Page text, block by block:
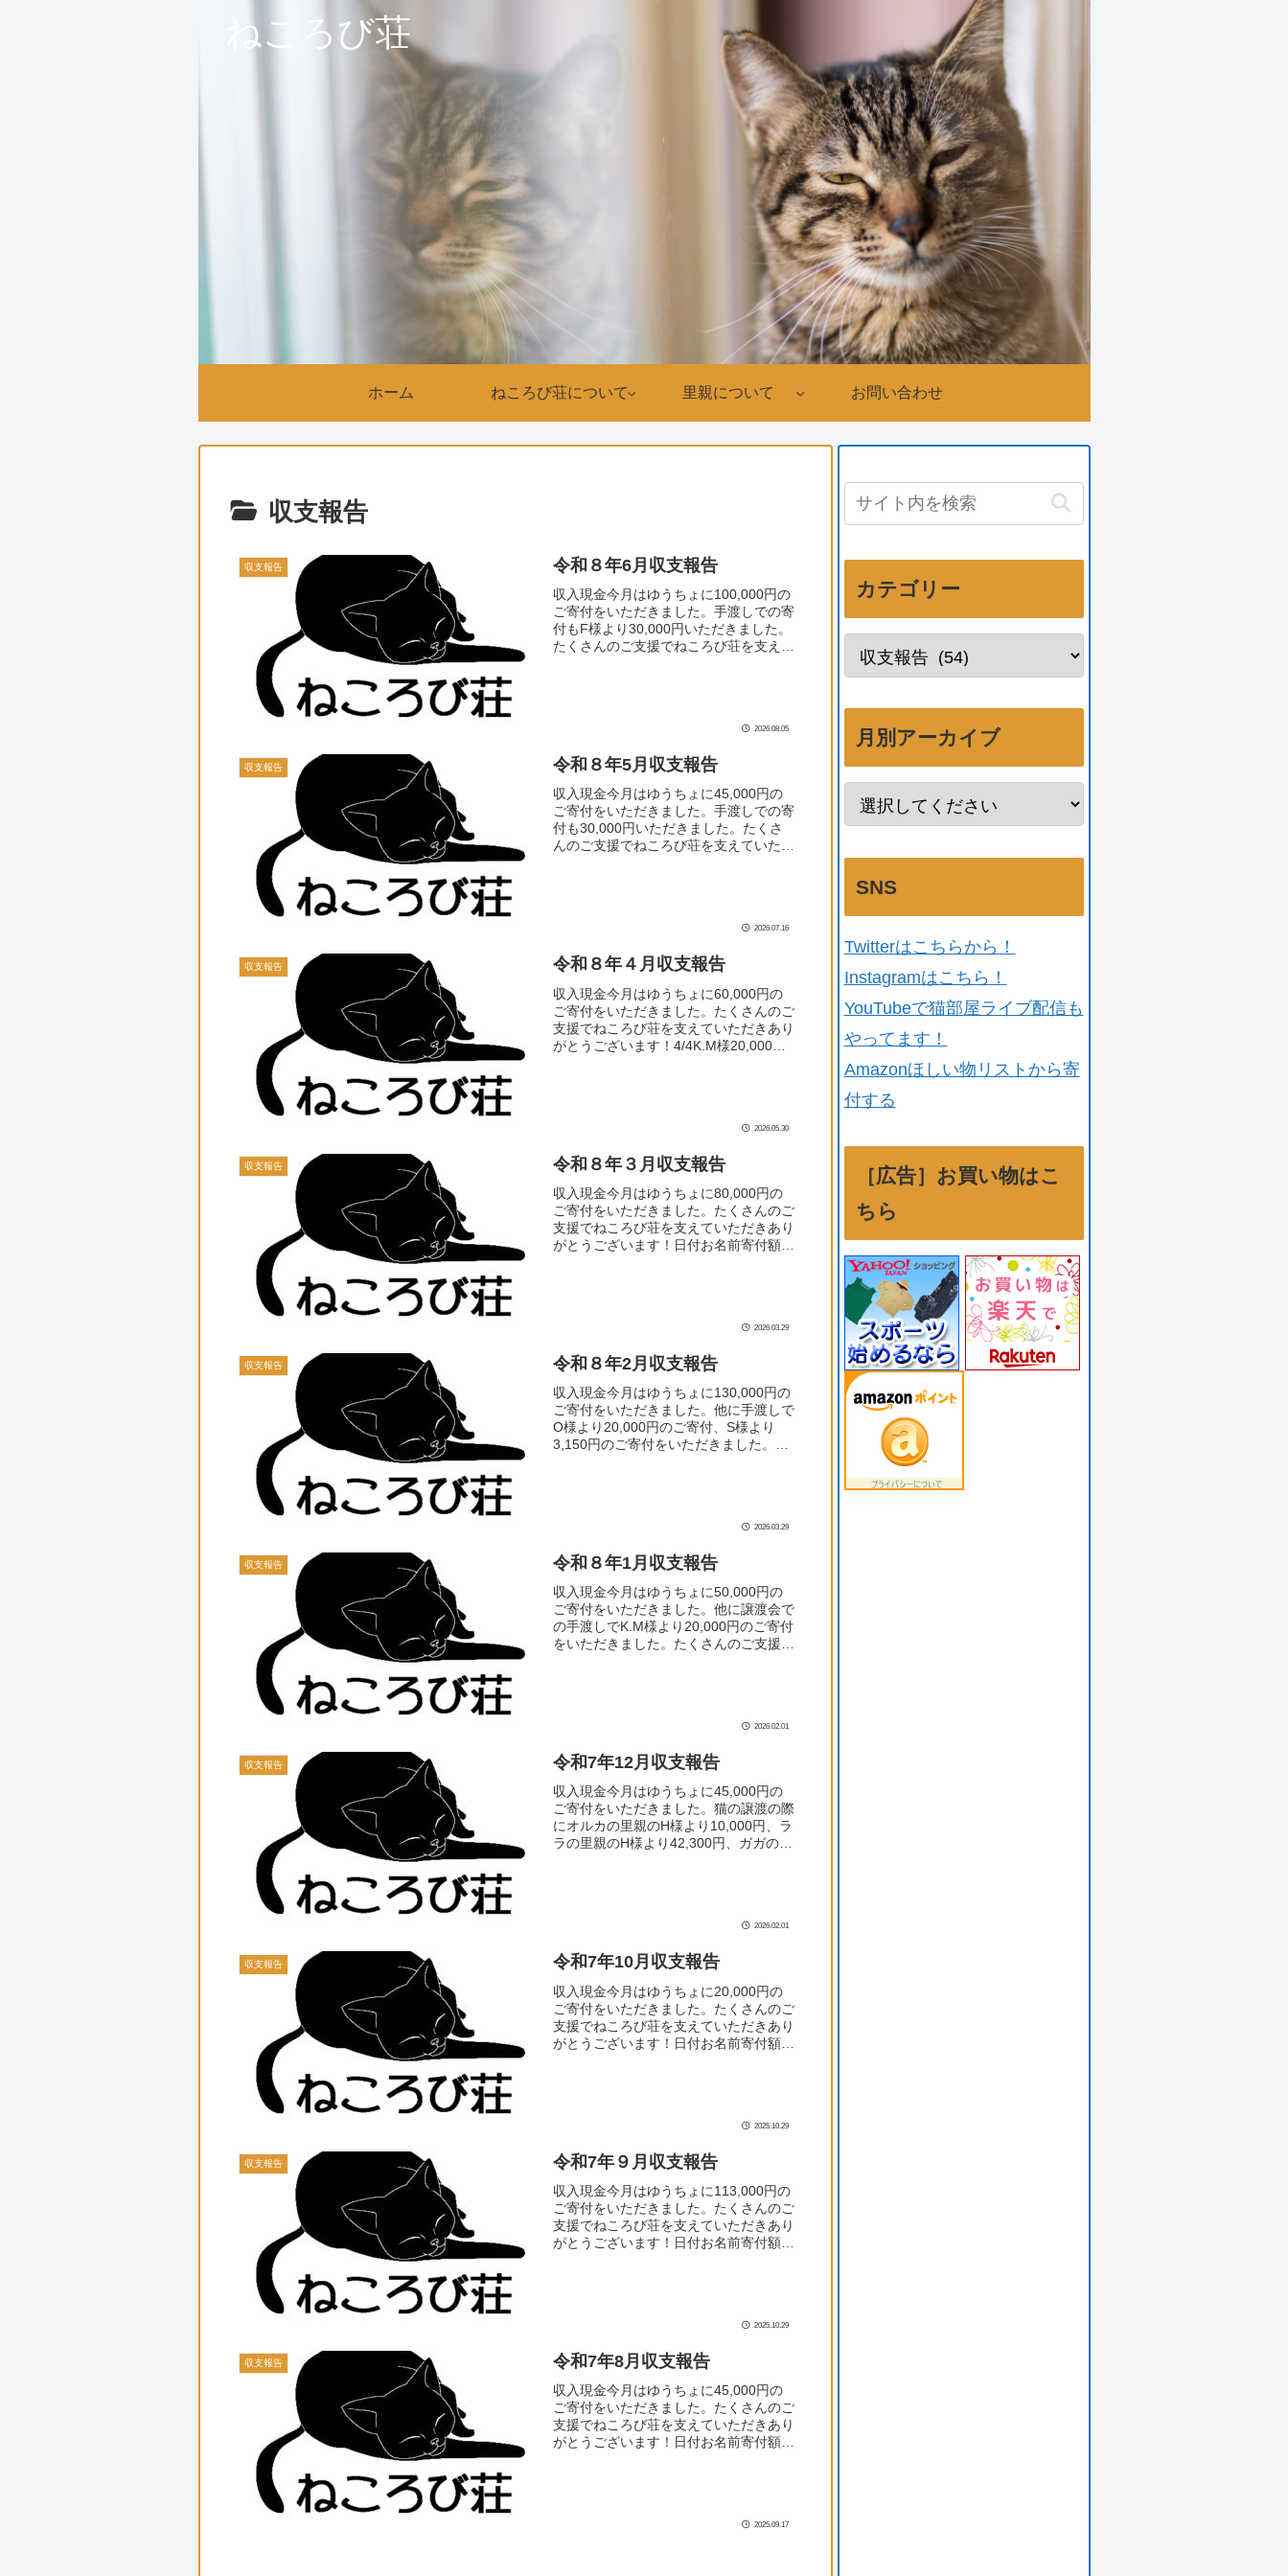
ねころび荘
ホーム ねころび荘について 里親について お問い合わせ
収支報告
収支報告 令和８年6月収支報告
収入現金今月はゆうちょに100,000円の
ご寄付をいただきました。手渡しでの寄
付もF様より30,000円いただきました。
たくさんのご支援でねころび荘を支えて
2026.08.05
収支報告 令和８年5月収支報告
収入現金今月はゆうちょに45,000円の
ご寄付をいただきました。手渡しでの寄
付も30,000円いただきました。たくさ
んのご支援でねころび荘を支えていただ
2026.07.16
収支報告 令和８年４月収支報告
収入現金今月はゆうちょに60,000円の
ご寄付をいただきました。たくさんのご
支援でねころび荘を支えていただきあり
がとうございます！4/4K.M様20,000円
2026.05.30
収支報告 令和８年３月収支報告
収入現金今月はゆうちょに80,000円の
ご寄付をいただきました。たくさんのご
支援でねころび荘を支えていただきあり
がとうございます！日付お名前寄付額
2026.03.29
収支報告 令和８年2月収支報告
収入現金今月はゆうちょに130,000円の
ご寄付をいただきました。他に手渡しで
O様より20,000円のご寄付、S様より
3,150円のご寄付をいただきました。た
2026.03.29
収支報告 令和８年1月収支報告
収入現金今月はゆうちょに50,000円の
ご寄付をいただきました。他に譲渡会で
の手渡しでK.M様より20,000円のご寄付
をいただきました。たくさんのご支援で
2026.02.01
収支報告 令和7年12月収支報告
収入現金今月はゆうちょに45,000円の
ご寄付をいただきました。猫の譲渡の際
にオルカの里親のH様より10,000円、ラ
ラの里親のH様より42,300円、ガガの里
2026.02.01
収支報告 令和7年10月収支報告
収入現金今月はゆうちょに20,000円の
ご寄付をいただきました。たくさんのご
支援でねころび荘を支えていただきあり
がとうございます！日付お名前寄付額
2025.10.29
収支報告 令和7年９月収支報告
収入現金今月はゆうちょに113,000円の
ご寄付をいただきました。たくさんのご
支援でねころび荘を支えていただきあり
がとうございます！日付お名前寄付額
2025.10.29
収支報告 令和7年8月収支報告
収入現金今月はゆうちょに45,000円の
ご寄付をいただきました。たくさんのご
支援でねころび荘を支えていただきあり
がとうございます！日付お名前寄付額
2025.09.17
カテゴリー
月別アーカイブ
SNS
Twitterはこちらから！
Instagramはこちら！
YouTubeで猫部屋ライブ配信も
やってます！
Amazonほしい物リストから寄
付する
［広告］お買い物はこ
ちら